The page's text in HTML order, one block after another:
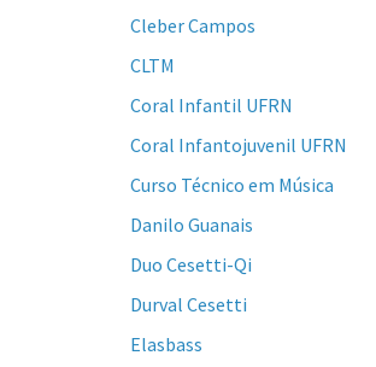
Cleber Campos
CLTM
Coral Infantil UFRN
Coral Infantojuvenil UFRN
Curso Técnico em Música
Danilo Guanais
Duo Cesetti-Qi
Durval Cesetti
Elasbass